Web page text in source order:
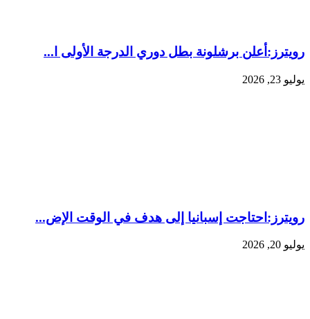
رويترز:‏أعلن برشلونة بطل دوري الدرجة الأولى ا...
يوليو 23, 2026
رويترز:‏احتاجت إسبانيا إلى هدف ​في الوقت الإض...
يوليو 20, 2026